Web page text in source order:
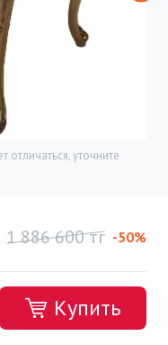
уточните
1 886 600 тг -50%
Купить